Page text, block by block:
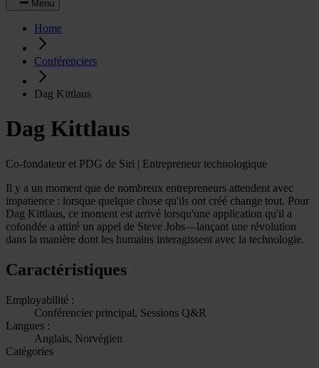
Menu
Home
Conférenciers
Dag Kittlaus
Dag Kittlaus
Co-fondateur et PDG de Siri | Entrepreneur technologique
Il y a un moment que de nombreux entrepreneurs attendent avec
impatience : lorsque quelque chose qu'ils ont créé change tout. Pour
Dag Kittlaus, ce moment est arrivé lorsqu'une application qu'il a
cofondée a attiré un appel de Steve Jobs—lançant une révolution
dans la manière dont les humains interagissent avec la technologie.
Caractéristiques
Employabilité :
Conférencier principal, Sessions Q&R
Langues :
Anglais, Norvégien
Catégories